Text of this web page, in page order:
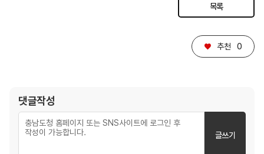
목록
♥ 추천 0
댓글작성
글쓰기